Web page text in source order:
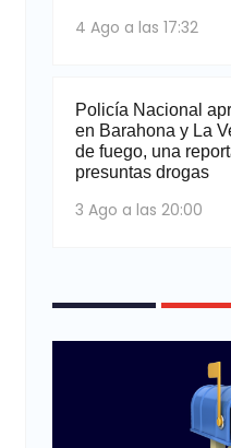
4 Ago a las 17:32
Policía Nacional
en Barahona y La
de fuego, una
presuntas drogas
3 Ago a las 20:00